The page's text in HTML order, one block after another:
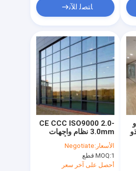
ﺎﺘﺼﻟ ﺍﻶﻧ
CE CCC ISO9000 2.0-
3.0mm نظام واجهات
الحائط الساتر الألومنيوم
الأسعار:Negotiate
MOQ:1 قطع
أحصل على آخر سعر